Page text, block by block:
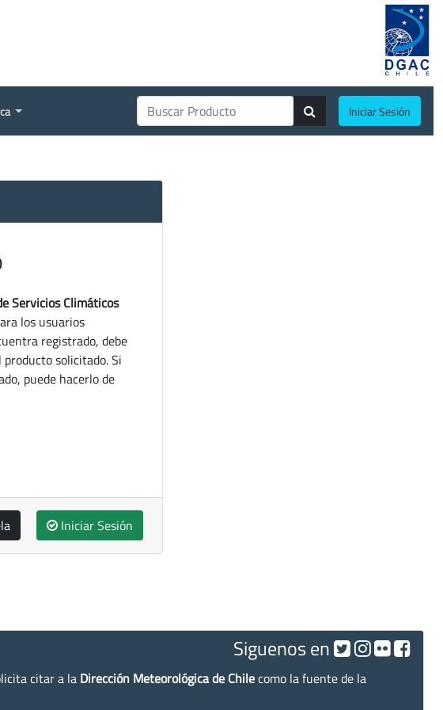
Iniciar Sesión
Servicios Climáticos
los usuarios
registrado, debe
solicitado. Si
puede hacerlo de
Iniciar Sesión
Siguenos en
citar a la Dirección Meteorológica de Chilecomo la fuente de la